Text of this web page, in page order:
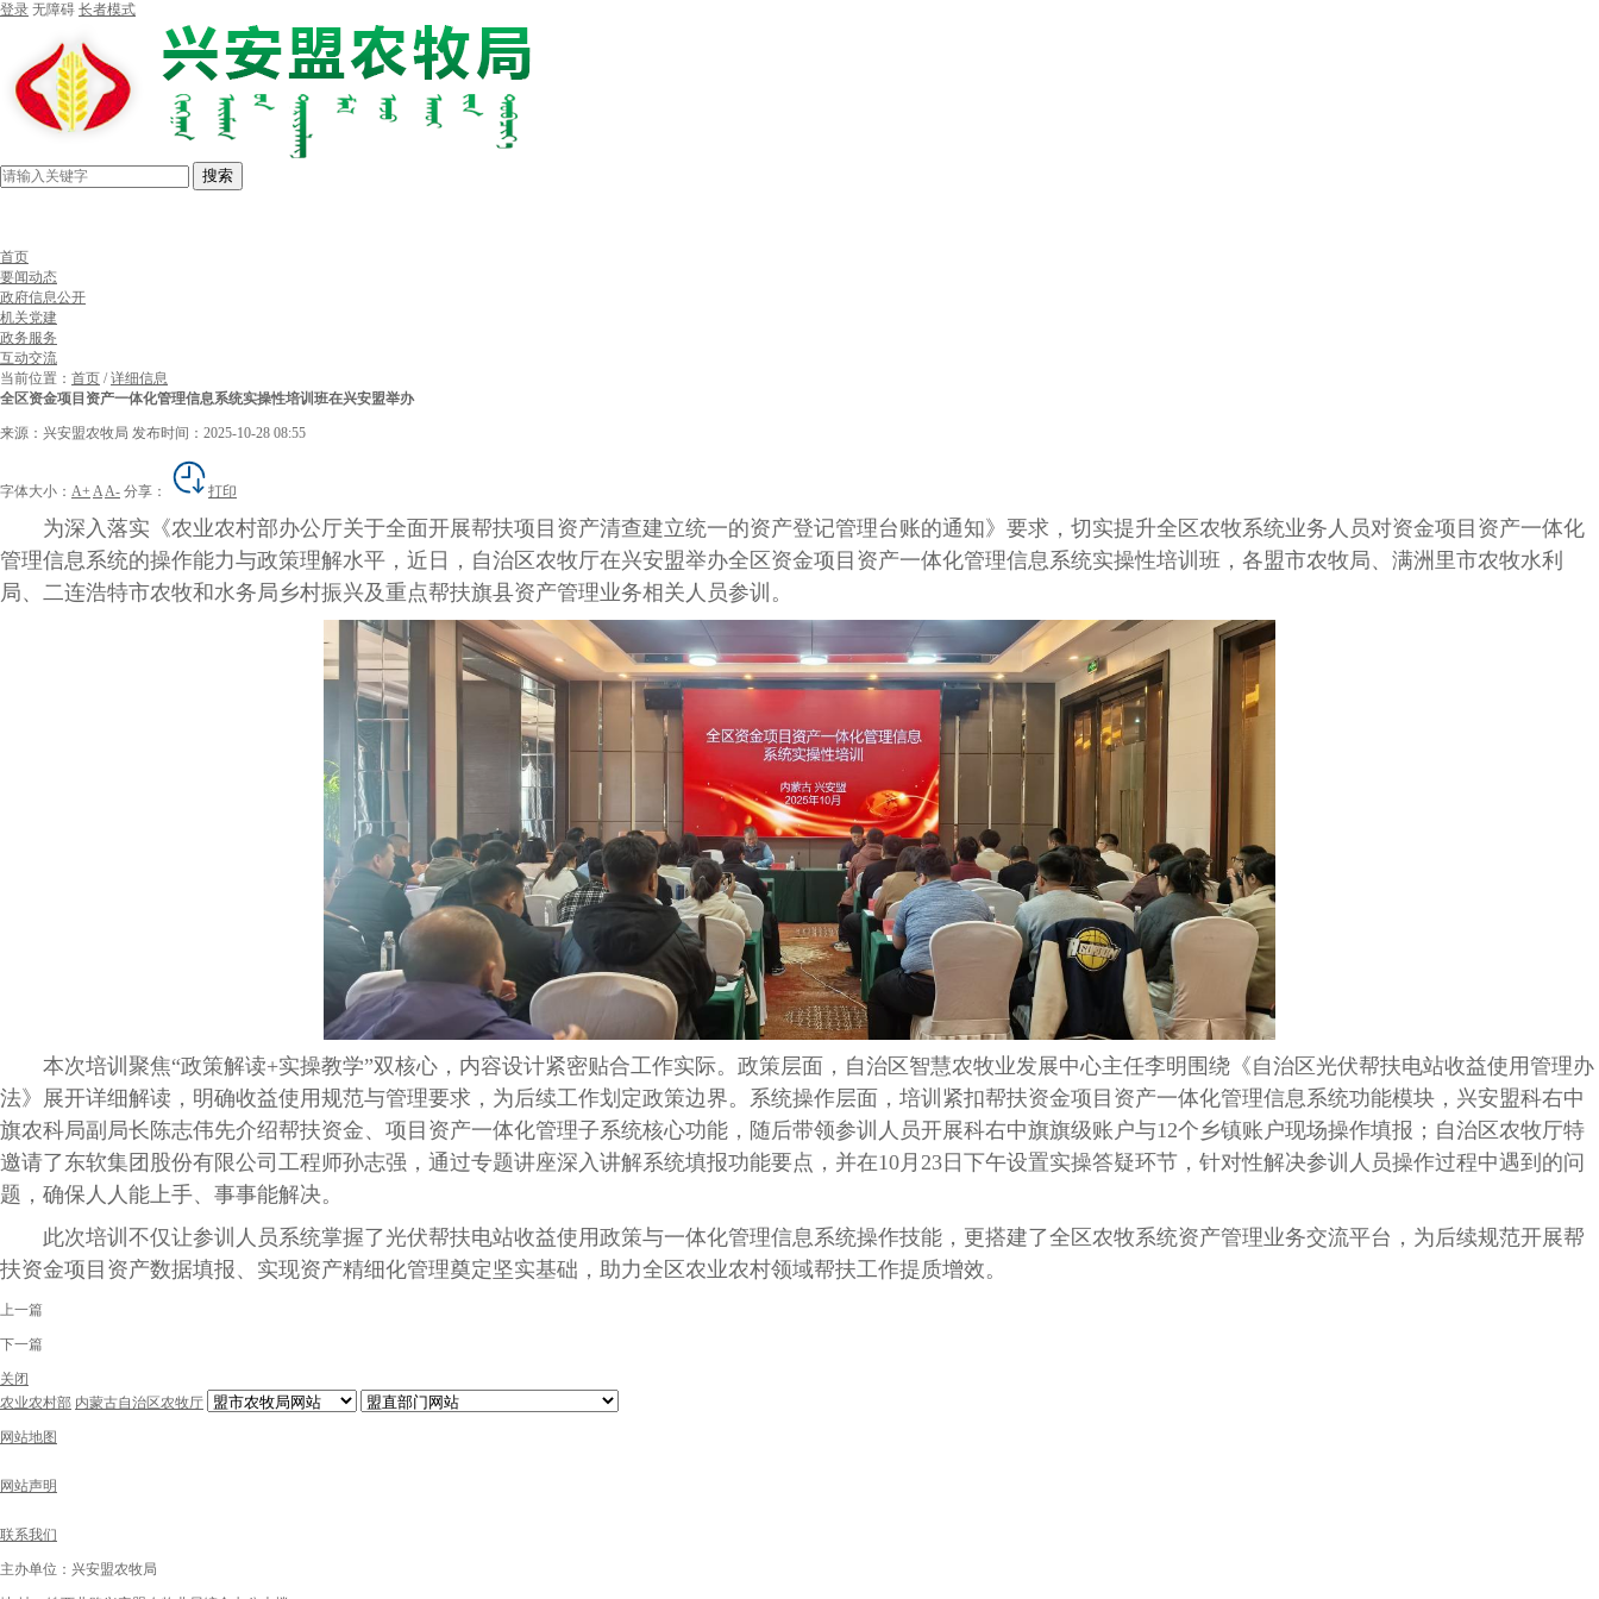
登录 无障碍 长者模式
搜索
首页
要闻动态
政府信息公开
机关党建
政务服务
互动交流
当前位置： 首页 /详细信息
全区资金项目资产一体化管理信息系统实操性培训班在兴安盟举办
来源：兴安盟农牧局 发布时间：2025-10-28 08:55
字体大小： A+ AA- 分享： 打印
为深入落实《农业农村部办公厅关于全面开展帮扶项目资产清查建立统一的资产登记管理台账的通知》要求，切实提升全区农牧系统业务人员对资金项目资产一体化
管理信息系统的操作能力与政策理解水平，近 日，自治区农牧厅在兴安盟举办全区资金项目资产一体化管理信息系统实操性培训班，各盟市农牧局、满洲里市农牧水利
局、二连浩特市农牧和水务局 乡村振兴及重点帮扶旗县资产管理业务相关人员参训。
本次培训聚焦“政策解读+实操教学”双核心，内容设计紧密贴合工作实际。政策层面，自治区智慧农牧业发展中心主任李明围绕《自治区光伏帮扶电站收益使用管理办
法》展开详细解读，明确收益使用规范与管理要求，为后续工作划定政策边界。系统操作层面，培训紧扣帮扶资金项目资产一体化管理信息系统功能模块，兴安盟科右中
旗农科局副局长陈志伟先介绍帮扶资金、项目资产一体化管理子系统核心功能，随后带领参训人员开展科右中旗旗级账 户与12个乡镇账户现场操作填报 ；自治区农牧厅特
邀请了东软集团股份有限公司工程师孙志强 ， 通过专题讲座深入讲解系统填报功能要点，并在10月23日下午设置实操答疑环节，针对性解决参训人员操作过程中遇到的问
题，确保人人能上手、事事能解决。
此次培训不仅让参训人员系统掌握了光伏帮扶电站收益使用政策与一体化管理信息系统操作技能，更搭建了全区农牧系统资产管理业务交流平台，为后续规范开展帮
扶资金项目资产数据填报、实现资产精细化管理奠定坚实基础，助力全区农业农村领域帮扶工作提质增效。
上一篇
下一篇
关闭
农业农村部 内蒙古自治区农牧厅
网站地图
网站声明
联系我们
主办单位：兴安盟农牧局